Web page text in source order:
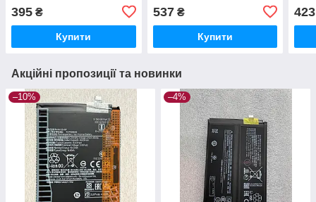
395 ₴
Купити
537₴
Купити
423
Акційні пропозиції та новинки
–10% –4%